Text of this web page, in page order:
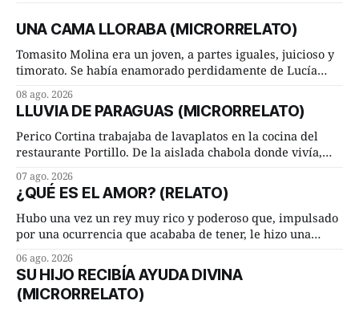
UNA CAMA LLORABA (MICRORRELATO)
Tomasito Molina era un joven, a partes iguales, juicioso y
timorato. Se había enamorado perdidamente de Lucía
ambos les iba de maravilla. Pero mantenían absoluta
discrepancia en un deseo ineluctable por parte de ella.
Lucía Arriate quería que ellos
08 ago. 2026
LLUVIA DE PARAGUAS (MICRORRELATO)
Perico Cortina trabajaba de lavaplatos en la cocina del
restaurante Portillo. De la aislada chabola donde vivía,
cuarto de hora andando a buen paso. Cierta noche,
terminada su jornada laboral caminaba él hacía su mísera
morada cundo comenzó a llover
07 ago. 2026
¿QUÉ ES EL AMOR? (RELATO)
Hubo una vez un rey muy rico y poderoso que, impulsado
por una ocurrencia que acababa de tener, le hizo una
Dime, hombre sabio, ¿qué es el amor según tú? Su
consejero, que era muy prudente y astuto le respondió de
inmediato:
06 ago. 2026
SU HIJO RECIBÍA AYUDA DIVINA
(MICRORRELATO)